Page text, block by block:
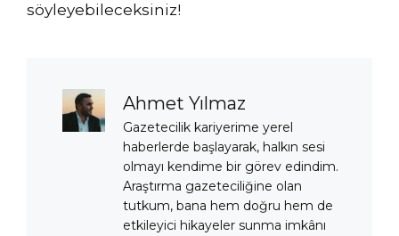
söyleyebileceksiniz!
Ahmet Yılmaz
Gazetecilik kariyerime yerel
haberlerde başlayarak, halkın sesi
olmayı kendime bir görev edindim.
Araştırma gazeteciliğine olan
tutkum, bana hem doğru hem de
etkileyici hikayeler sunma imkânı